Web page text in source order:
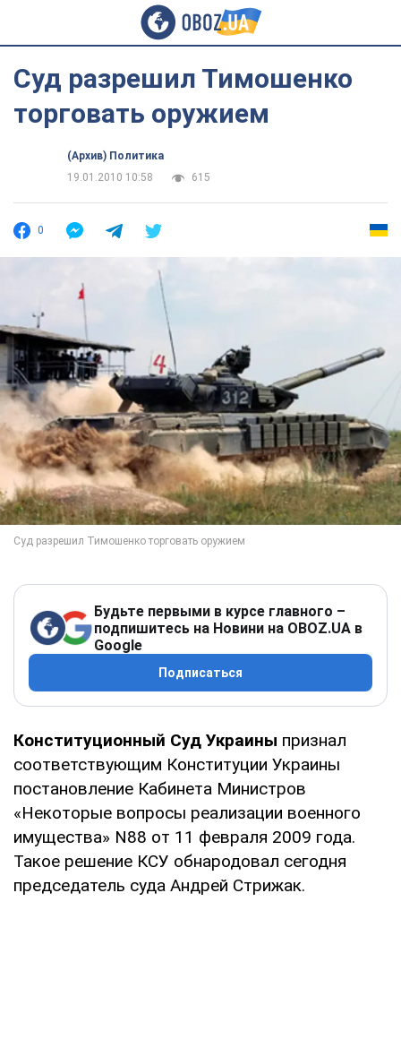
Суд разрешил Тимошенко
торговать оружием
(Архив) Политика
19.01.2010 10:58
615
0
Будьте первыми в курсе главного –
подпишитесь на Новини на OBOZ.UA в
Google
Подписаться
Конституционный Суд Украины признал
соответствующим Конституции Украины
постановление Кабинета Министров
«Некоторые вопросы реализации военного
имущества» N88 от 11 февраля 2009 года.
Такое решение КСУ обнародовал сегодня
председатель суда Андрей Стрижак.